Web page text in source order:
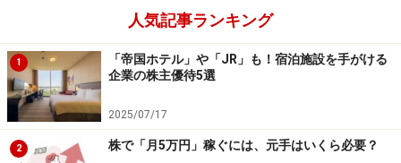
1日定額プランの手数料の例
※お金に余裕がない人は、証券会社によっては、少額、
単元未満株であっても購入ができますが、取引時間内に
取引ができない、手数料が割高などのデメリットもあり
人気記事ランキング
1
「帝国ホテル」や「JR」も！宿泊施設を手がける
企業の株主優待5選
2025/07/17
2 株で「月5万円」稼ぐには、元手はいくら必要？